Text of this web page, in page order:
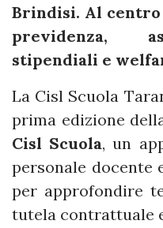
Brindisi. Al centro
previdenza,
stipendiali e
La Cisl Scuola
prima edizione
Cisl Scuola, un
personale docente
per approfondire
tutela contrattuale